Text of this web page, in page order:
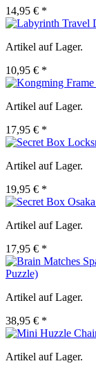
14,95 € *
Artikel auf Lager.
10,95 € *
Artikel auf Lager.
17,95 € *
Artikel auf Lager.
19,95 € *
Artikel auf Lager.
17,95 € *
Puzzle)
Artikel auf Lager.
38,95 € *
Artikel auf Lager.